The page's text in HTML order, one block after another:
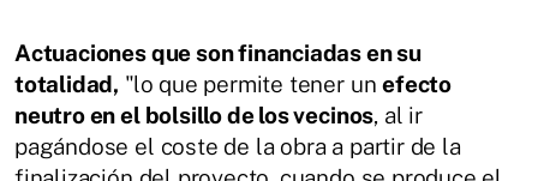
Actuaciones que son financiadas en su
totalidad, "lo que permite tener unefecto
neutro en el bolsillo de los vecinos, al ir
pagándose el coste de la obra a partir de la